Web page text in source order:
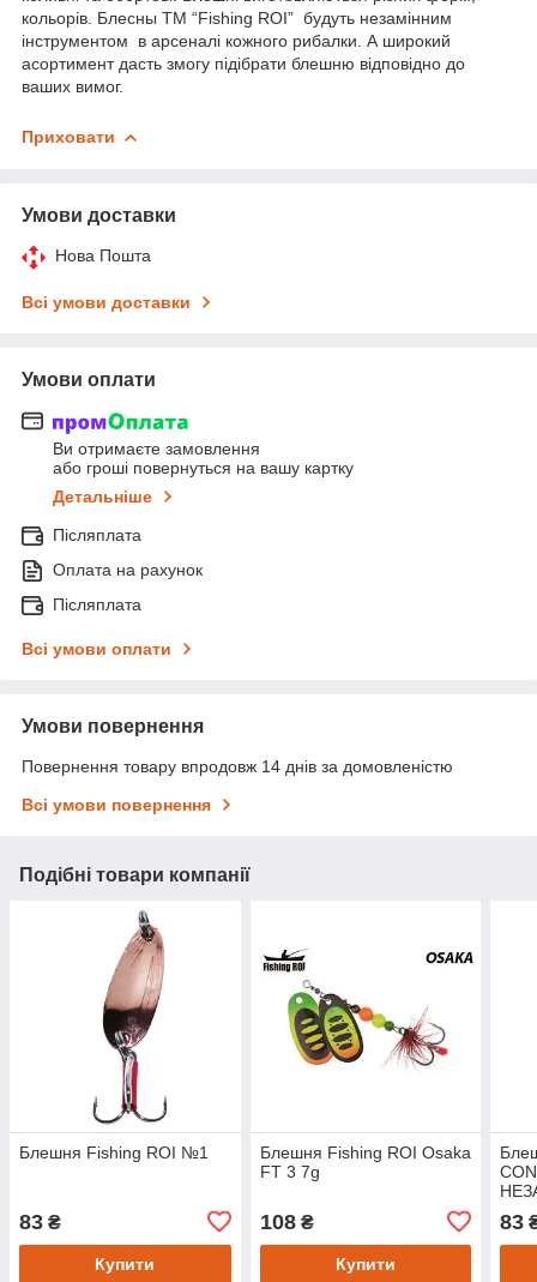
кольорів. Блесны TM “Fishing ROI” будуть незамінним
інструментом в арсеналі кожного рибалки. А широкий
асортимент дасть змогу підібрати блешню відповідно до
ваших вимог.
Приховати
Умови доставки
Нова Пошта
Всі умови доставки
Умови оплати
Ви отримаєте замовлення
або гроші повернуться на вашу картку
Детальніше
Післяплата
Оплата на рахунок
Післяплата
Всі умови оплати
Умови повернення
Повернення товару впродовж 14 днів за домовленістю
Всі умови повернення
Подібні товари компанії
Блешня Fishing ROI №1
83 ₴
Купити
Блешня Fishing ROI Osaka
FT 3 7g
108₴
Купити
83